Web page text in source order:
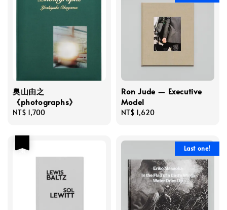
奥山由之
《photographs》
Regular
NT$ 1,700
Ron Jude — Executive
Model
Regular
NT$ 1,620
Last one!